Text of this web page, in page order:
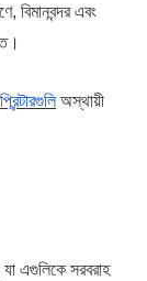
বিমানবন্দর এবং
অস্থায়ী
যা এগুলিকে সরবরাহ